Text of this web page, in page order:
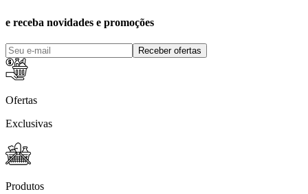
e receba novidades e promoções
Receber ofertas
Ofertas
Exclusivas
Produtos